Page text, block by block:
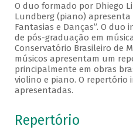
O duo formado por Dhiego
Lundberg (piano) apresenta
Fantasias e Danças”. O duo
de pós-graduação em
Conservatório Brasileiro de
músicos apresentam um
principalmente em obras
violino e piano. O repertório
apresentadas.
Repertório